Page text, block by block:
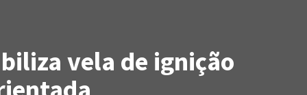
vela de ignição